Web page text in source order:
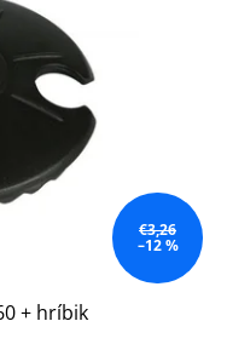
€3,26
–12 %
+ hríbik